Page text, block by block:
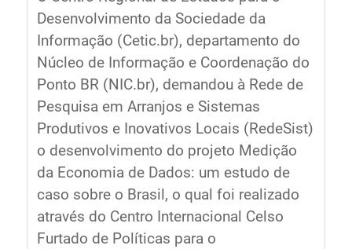
Desenvolvimento da Sociedade da
Informação (Cetic.br), departamento do
Núcleo de Informação e Coordenação do
Ponto BR (NIC.br), demandou à Rede de
Pesquisa em Arranjos e Sistemas
Produtivos e Inovativos Locais (RedeSist)
o desenvolvimento do projeto Medição
da Economia de Dados: um estudo de
caso sobre o Brasil, o qual foi realizado
através do Centro Internacional Celso
Furtado de Políticas para o